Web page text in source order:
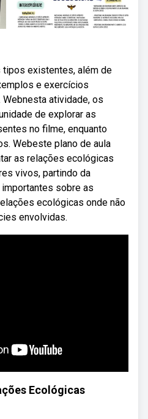
tipos existentes, além de
e exercícios
atividade, os
de explorar as
no filme, enquanto
Webeste plano de aula
as relações ecológicas
vivos, partindo da
sobre as
ecológicas onde não
envolvidas.
Ecológicas